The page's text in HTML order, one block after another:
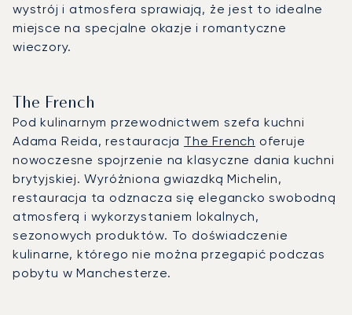
wystrój i atmosfera sprawiają, że jest to idealne
miejsce na specjalne okazje i romantyczne
wieczory.
The French
Pod kulinarnym przewodnictwem szefa kuchni
Adama Reida, restauracja The French oferuje
nowoczesne spojrzenie na klasyczne dania kuchni
brytyjskiej. Wyróżniona gwiazdką Michelin,
restauracja ta odznacza się elegancko swobodną
atmosferą i wykorzystaniem lokalnych,
sezonowych produktów. To doświadczenie
kulinarne, którego nie można przegapić podczas
pobytu w Manchesterze.